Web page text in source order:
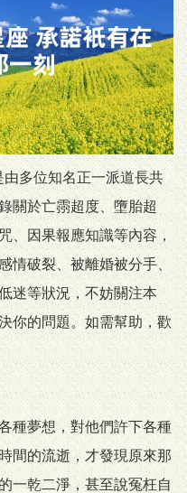
多位知名正一派道長共
關於亡霛超度、墮胎超
、因果報應知識等內容，
情破裂、被離婚被分手、
迷等狀況，不妨關注本
你的問題。如需幫助，歡
種夢想，對他們許下各種
間的流逝，才發現原來那
一乾二淨，甚至說冤枉自